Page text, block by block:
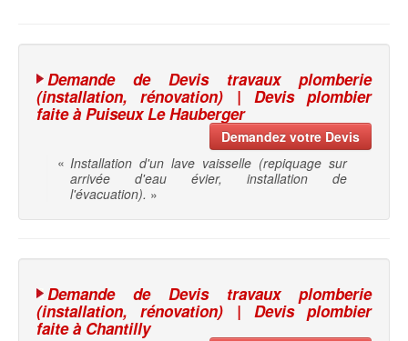
Demande de Devis travaux plomberie
(installation, rénovation) | Devis plombier
faite à Puiseux Le Hauberger
Demandez votre Devis
« Installation d'un lave vaisselle (repiquage sur
arrivée d'eau évier, installation de
l'évacuation). »
Demande de Devis travaux plomberie
(installation, rénovation) | Devis plombier
faite à Chantilly